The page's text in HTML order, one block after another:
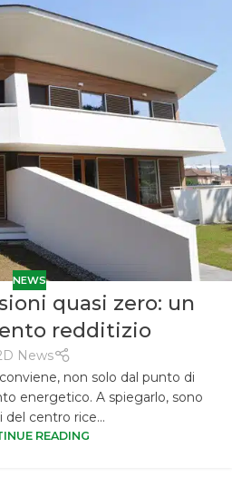
NEWS
quasi zero: un
redditizio
News
non solo dal punto di
energetico. A spiegarlo, sono
del centro rice...
READING